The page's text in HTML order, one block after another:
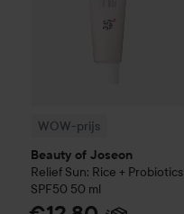
WOW-prijs
Beauty of Joseon
Relief Sun: Rice + Probiotics
SPF50 50 ml